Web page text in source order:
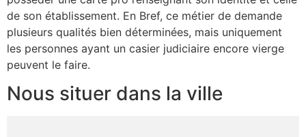
de son établissement. En Bref, ce métier de demande
plusieurs qualités bien déterminées, mais uniquement
les personnes ayant un casier judiciaire encore vierge
peuvent le faire.
Nous situer dans la ville